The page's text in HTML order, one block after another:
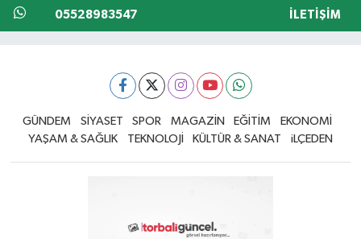
05528983547 İLETIŞIM
GÜNDEM SİYASET SPOR MAGAZİN EĞİTİM
EKONOMİ
YAŞAM & SAĞLIK
TEKNOLOJİ KÜLTÜR & SANAT iLÇEDEN